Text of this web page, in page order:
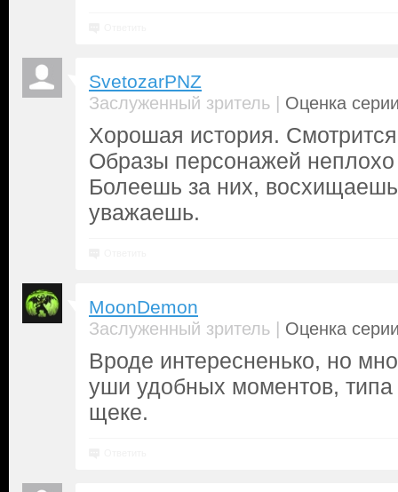
SvetozarPNZ
Заслуженный зритель | Оценка
Хорошая история.
Образы персонажей
Болеешь за них,
уважаешь.
MoonDemon
Заслуженный зритель | Оценка
Вроде интересненько, но
уши удобных моментов,
щеке.